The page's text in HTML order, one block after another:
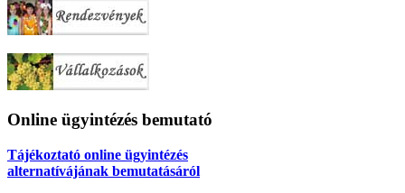
Online ügyintézés bemutató
Tájékoztató online ügyintézés
alternatívájának bemutatásáról